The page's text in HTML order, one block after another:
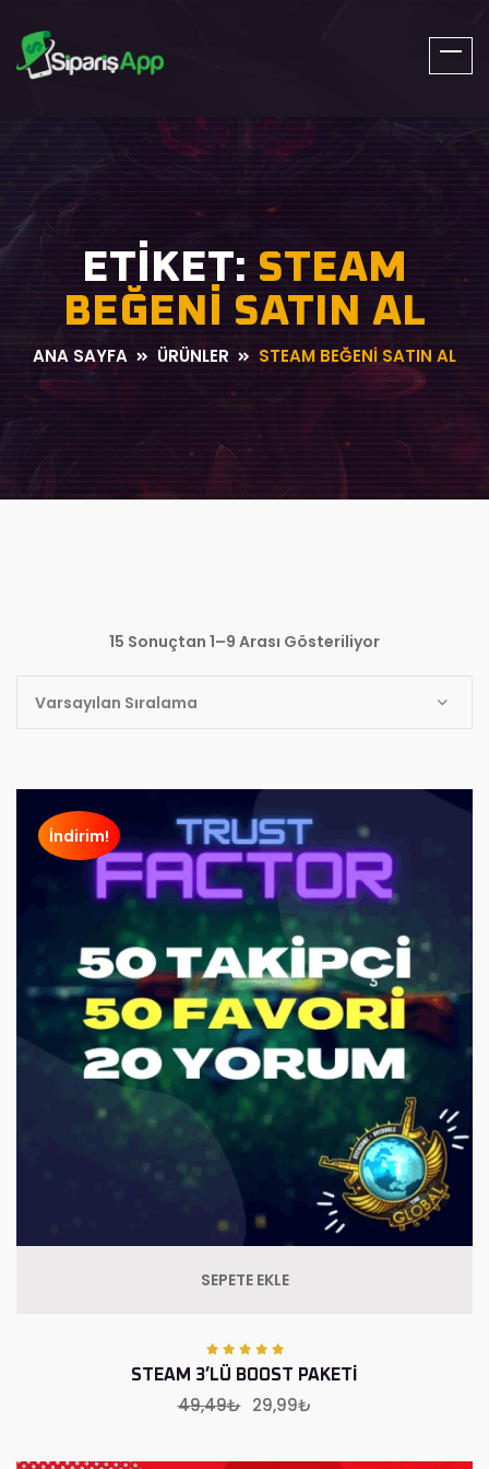
SiparisApp.Net
ETIKET:STEAM
BEĞENI SATIN AL
ANA SAYFA ÜRÜNLER STEAM BEĞENI SATIN AL
15 Sonuçtan 1–9 Arası Gösteriliyor
İndirim!
SEPETE EKLE
STEAM 3’LÜ BOOST PAKETI
49,49₺ Orijinal
29,99₺